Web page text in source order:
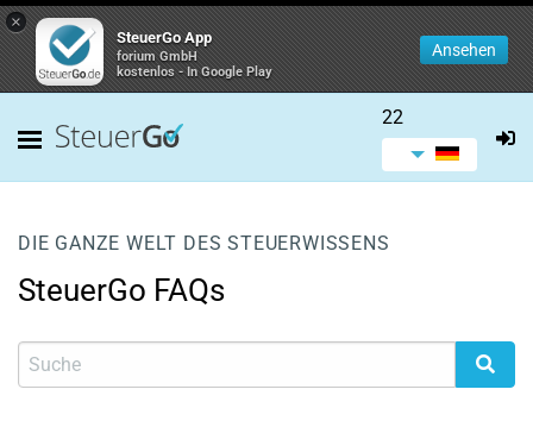
×
SteuerGo App
forium GmbH
kostenlos - In Google Play
Ansehen
22
DIE GANZE WELT DES STEUERWISSENS
SteuerGo FAQs